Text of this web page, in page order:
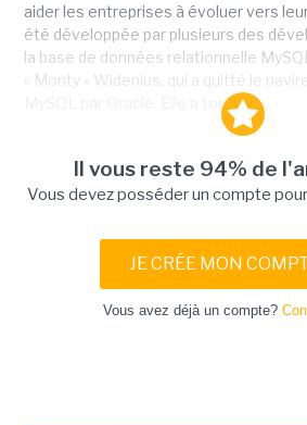
aider les entreprises à évoluer vers
été développée par plusieurs des
la base de données relationnelle
« Monty » Widenius, qui a quitté le
MySQL par Oracle. Elle a toujours...
Il vous reste 94% de
Vous devez posséder un compte
JE CRÉE MON
Vous avez déjà un compte?